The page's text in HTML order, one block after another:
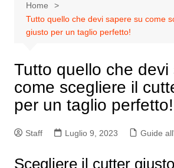
Home
Tutto quello che devi sapere su come
giusto per un taglio perfetto!
Tutto quello che devi
come scegliere il
per un taglio perfetto!
Staff Luglio 9, 2023 Guide
Scegliere il cutter